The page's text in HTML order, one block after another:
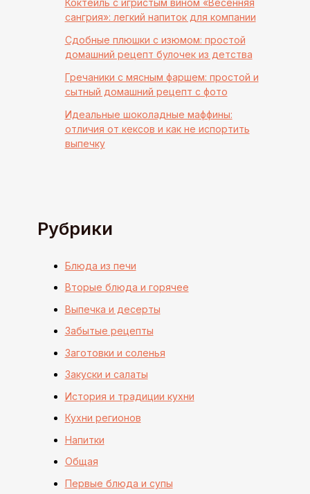
Коктейль с игристым вином «Весенняя
сангрия»: легкий напиток для компании
Сдобные плюшки с изюмом: простой
домашний рецепт булочек из детства
Гречаники с мясным фаршем: простой и
сытный домашний рецепт с фото
Идеальные шоколадные маффины:
отличия от кексов и как не испортить
выпечку
Рубрики
Блюда из печи
Вторые блюда и горячее
Выпечка и десерты
Забытые рецепты
Заготовки и соленья
Закуски и салаты
История и традиции кухни
Кухни регионов
Напитки
Общая
Первые блюда и супы